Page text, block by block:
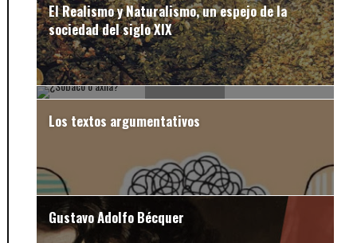
El Realismo y Naturalismo, un espejo de la
sociedad del siglo XIX
Los textos argumentativos
Gustavo Adolfo Bécquer